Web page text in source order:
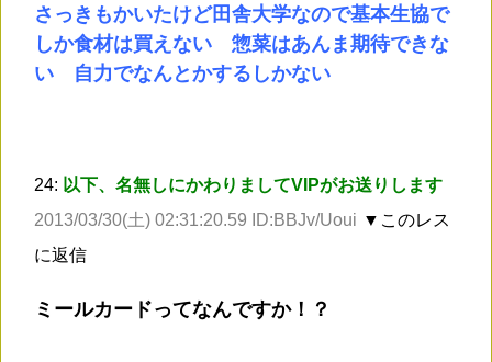
さっきもかいたけど田舎大学なので基本生協で
しか食材は買えない 惣菜はあんま期待できな
い 自力でなんとかするしかない
24: 以下、名無しにかわりましてVIPがお送りします
2013/03/30(土) 02:31:20.59 ID:BBJv/Uoui ▼このレス
に返信
ミールカードってなんですか！？